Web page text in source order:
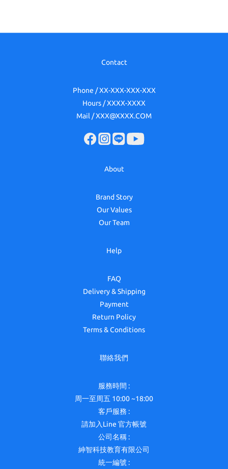
Contact
Phone / XX-XXX-XXX-XXX
Hours / XXXX-XXXX
Mail / XXX@XXXX.COM
About
Brand Story
Our Values
Our Team
Help
FAQ
Delivery & Shipping
Payment
Return Policy
Terms & Conditions
聯絡我們
服務時間 :
周一至周五 10:00 ~18:00
客戶服務 :
請加入Line 官方帳號
公司名稱 :
紳智科技教育有限公司
統一編號 :